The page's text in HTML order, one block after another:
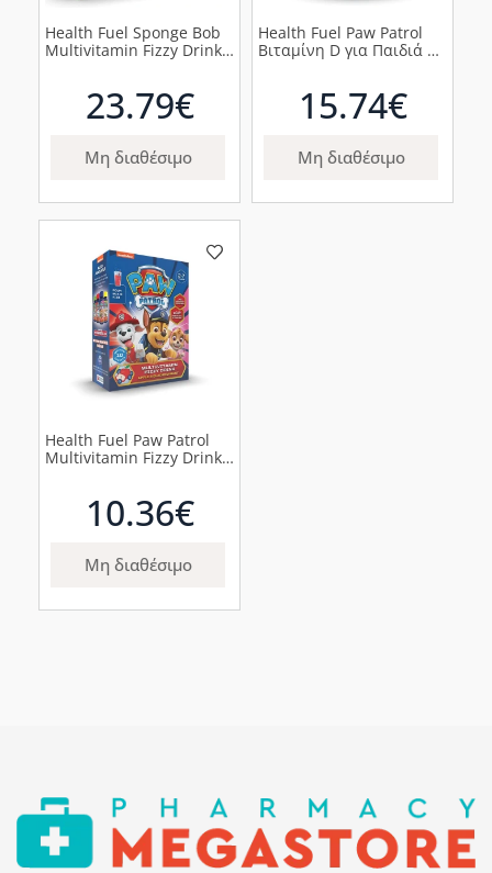
Health Fuel Sponge Bob
Multivitamin Fizzy Drink
Ετών, 30 φακελάκια
23.79€
Μη διαθέσιμο
Health Fuel Paw Patrol
Βιταμίνη D για Παιδιά 3-
15.74€
Μη διαθέσιμο
Health Fuel Paw Patrol
Multivitamin Fizzy Drink
2-7 Ετών, 10 φακελάκια
10.36€
Μη διαθέσιμο